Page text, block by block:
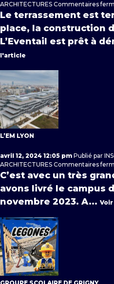
ARCHITECTURES Commentaires
Le terrassement est
place, la construction
L’Eventail est prêt à
l'article
L’EM LYON
avril 12, 2024 12:05 pm Publié par
ARCHITECTURES Commentaires
C’est avec un très
avons livré le campus
novembre 2023. A...